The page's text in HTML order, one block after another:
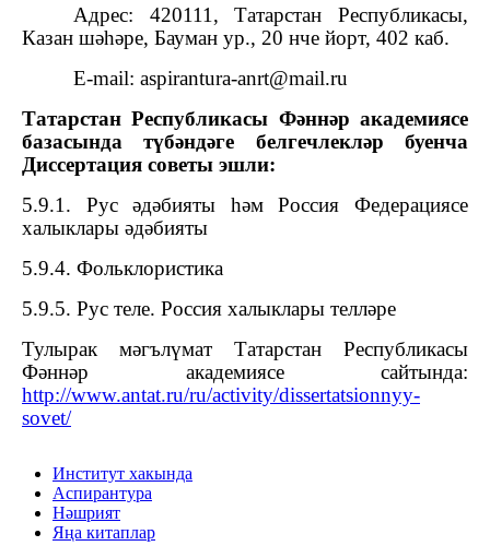
Адрес: 420111, Татарстан Республикасы,
Казан шәһәре, Бауман ур., 20 нче йорт, 402 каб.
E-mail: aspirantura-anrt@mail.ru
Татарстан Республикасы Фәннәр академиясе
базасында түбәндәге белгечлекләр буенча
Диссертация советы эшли:
5.9.1. Рус әдәбияты һәмРоссия Федерациясе
халыклары әдәбияты
5.9.4. Фольклористика
5.9.5. Рус теле. Россия халыклары телләре
Тулырак мәгълүмат Татарстан Республикасы
Фәннәр академиясе сайтында:
http://www.antat.ru/ru/activity/dissertatsionnyy-
sovet/
Институт хакында
Аспирантура
Нәшрият
Яңа китаплар